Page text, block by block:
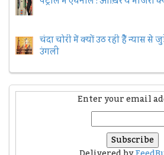
चंदा चोरी में क्यों उठ रही हैैं न्यास से
उंगली
Enter your email